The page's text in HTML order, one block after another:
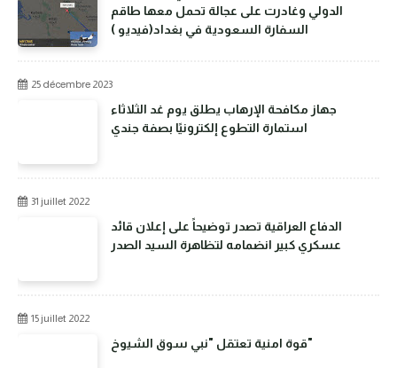
الدولي وغادرت على عجالة تحمل معها طاقم
السفارة السعودية في بغداد(فيديو )
25 décembre 2023
جهاز مكافحة الإرهاب يطلق يوم غد الثلاثاء
استمارة التطوع إلكترونيًا بصفة جندي
31 juillet 2022
الدفاع العراقية تصدر توضيحاً على إعلان قائد
عسكري كبير انضمامه لتظاهرة السيد الصدر
15 juillet 2022
قوة امنية تعتقل "نبي سوق الشيوخ"